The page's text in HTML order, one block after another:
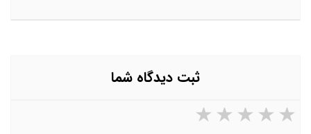
ثبت دیدگاه شما
۵ ستاره از ۵ ۴ ستاره از ۵ ۳ ستاره از ۵ ۲ ستاره از ۵